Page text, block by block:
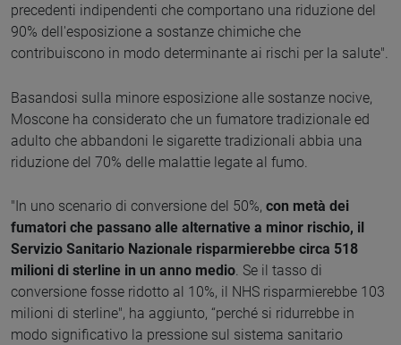
precedenti indipendenti che comportano una riduzione del
90% dell'esposizione a sostanze chimiche che
contribuiscono in modo determinante ai rischi per la salute".
Basandosi sulla minore esposizione alle sostanze nocive,
Moscone ha considerato che un fumatore tradizionale ed
adulto che abbandoni le sigarette tradizionali abbia una
riduzione del 70% delle malattie legate al fumo.
"In uno scenario di conversione del 50%, con metà dei
fumatori che passano alle alternative a minor rischio, il
Servizio Sanitario Nazionale risparmierebbe circa 518
milioni di sterline in un anno medio. Se il tasso di
conversione fosse ridotto al 10%, il NHS risparmierebbe 103
milioni di sterline", ha aggiunto, “perché si ridurrebbe in
modo significativo la pressione sul sistema sanitario